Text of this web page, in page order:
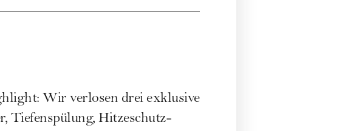
Wir verlosen drei exklusive
Tiefenspülung, Hitzeschutz-